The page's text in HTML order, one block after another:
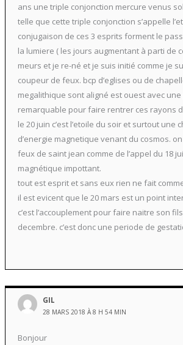
ans une triple conjonction mercure venus
telle que cette triple conjonction s’appelle
conjugaison de ces 3 esprits forment le
la lumiere ( les jours augmentant à parti de
meurs et je re-né et je suis initié comme je
coupeur de feux. bcp d’eglises ou de
megalithique sont aligné est ouest avec
remarquable pour faire rentrer ces rayons
le 20 juin c’est l’etoile du soir et surtout une
d’energie magnetique venant du cosmos.
feux de saint jean comme de l’appel du 18
magnétique impottant.
tout est esprit et sans eux rien ne fait
il est evicent que le 20 mars est un point
c’est l’accouplement pour faire naitre son
decembre. c’est donc une periode de
GIL
28 MARS 2018 À 8 H 54 MIN
Bonjour